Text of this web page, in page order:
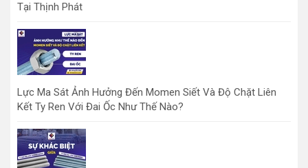
Tại Thịnh Phát
Lực Ma Sát Ảnh Hưởng Đến Momen Siết Và Độ Chặt Liên
Kết Ty Ren Với Đai Ốc Như Thế Nào?